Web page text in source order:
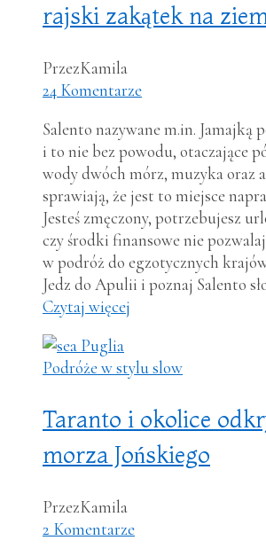
rajski zakątek na
PrzezKamila
24 Komentarze
Salento nazywane m.in. Jamajką
i to nie bez powodu, otaczające
wody dwóch mórz, muzyka oraz
sprawiają, że jest to miejsce
Jesteś zmęczony, potrzebujesz
czy środki finansowe nie
w podróż do egzotycznych
Jedz do Apulii i poznaj Salento
Czytaj więcej
Podróże w stylu slow
Taranto i okolice
morza Jońskiego
PrzezKamila
2 Komentarze